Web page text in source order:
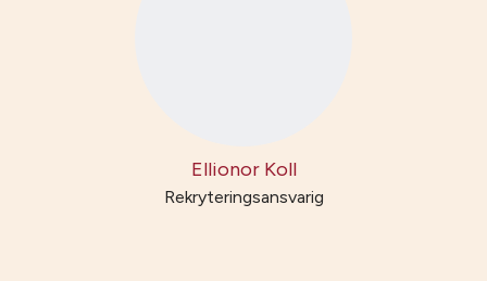
Ellionor Koll
Rekryteringsansvarig